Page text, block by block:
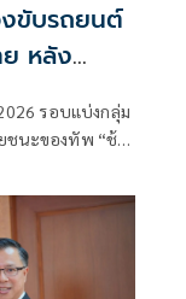
ขับรถยนต์
หลัง
รอบแบ่งกลุ่ม
นะของทัพ “ช้าง